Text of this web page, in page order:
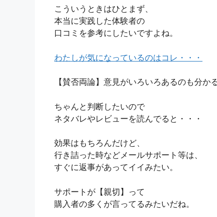
こういうときはひとまず、
本当に実践した体験者の
口コミを参考にしたいですよね。
わたしが気になっているのはコレ・・・
【賛否両論】意見がいろいろあるのも分か
ちゃんと判断したいので
ネタバレやレビューを読んでると・・・
効果はもちろんだけど、
行き詰った時などメールサポート等は、
すぐに返事があってイイみたい。
サポートが【親切】って
購入者の多くが言ってるみたいだね。